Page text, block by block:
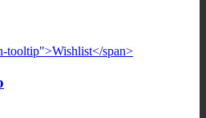
tooltip">Wishlist</span>